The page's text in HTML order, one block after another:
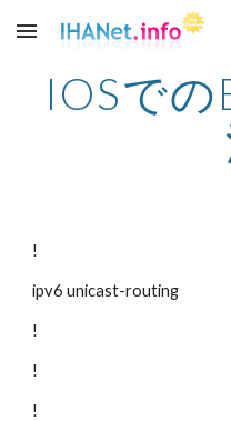
Skip to main content
IOSで
!
ipv6 unicast-routing
!
!
!